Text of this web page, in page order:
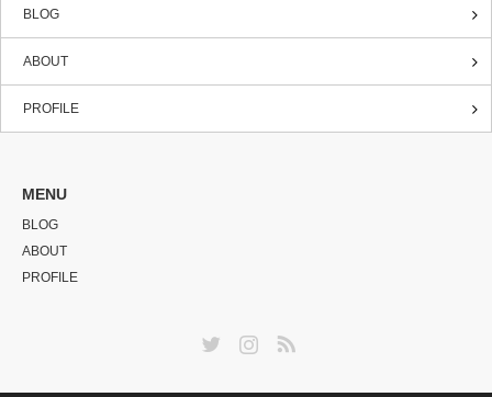
BLOG
ABOUT
PROFILE
MENU
BLOG
ABOUT
PROFILE